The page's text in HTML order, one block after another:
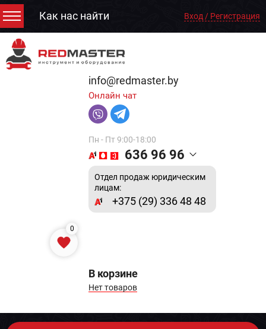
Как нас найти Вход / Регистрация
info@redmaster.by
Онлайн чат
Пн - Пт 9:00-18:00
636 96 96
Отдел продаж юридическим
лицам:
+375 (29) 336 48 48
0
В корзине
Нет товаров